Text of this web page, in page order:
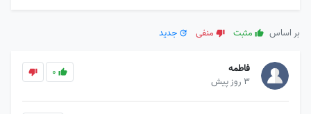
بر اساس مثبت منفی جدید
فاطمه
3 روز پیش
0